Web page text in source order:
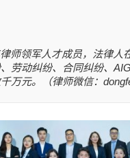
师领军人才成员，法律
劳动纠纷、合同纠纷、
万元。（律师微信：